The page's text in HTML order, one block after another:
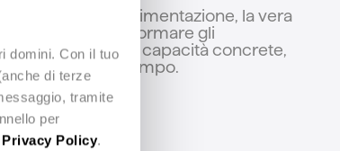
domini. Con il tuo
di terze
tramite
per
Privacy Policy.
la fase della sperimentazione, la vera
le banche è trasformare gli
tecnologici in capacità concrete,
e sostenibili nel tempo.